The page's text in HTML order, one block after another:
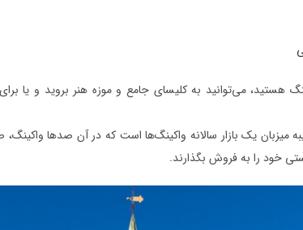
هستید، می‌توانید به کلیسای جامع و موزه هنر بروید و یا
میزبان یک بازار سالانه واکینگ‌ها است که در آن صدها واکینگ،
خود را به فروش بگذارند.